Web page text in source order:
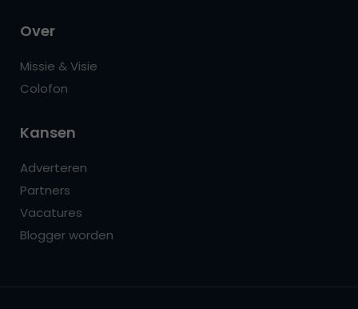
Over
Missie & Visie
Colofon
Kansen
Adverteren
Partners
Vacatures
Blogger worden